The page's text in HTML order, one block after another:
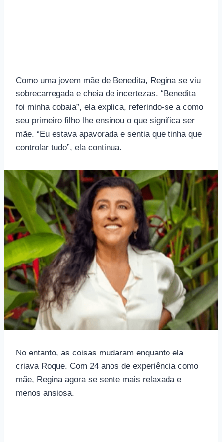
Como uma jovem mãe de Benedita, Regina se viu
sobrecarregada e cheia de incertezas. “Benedita
foi minha cobaia”, ela explica, referindo-se a como
seu primeiro filho lhe ensinou o que significa ser
mãe. “Eu estava apavorada e sentia que tinha que
controlar tudo”, ela continua.
No entanto, as coisas mudaram enquanto ela
criava Roque. Com 24 anos de experiência como
mãe, Regina agora se sente mais relaxada e
menos ansiosa.